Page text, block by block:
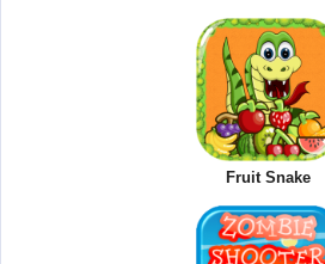
Fruit Snake